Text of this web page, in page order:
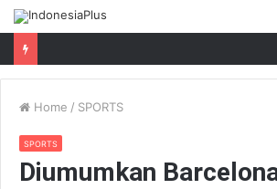
Home / SPORTS
SPORTS
Diumumkan